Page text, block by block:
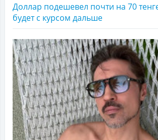
Доллар подешевел почти на 70
будет с курсом дальше